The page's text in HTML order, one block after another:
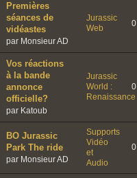
Premières
séances de
vidéastes
par Monsieur ADN
Jurassic
Web
0
Vos réactions
à la bande
annonce
officielle?
par Katoub
Jurassic
World :
Renaissance
0
BO Jurassic
Park The ride
par Monsieur ADN
Supports
Vidéo
et
Audio
0